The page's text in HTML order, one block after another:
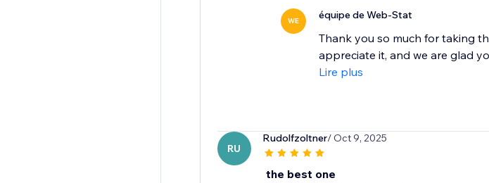
WE équipe de Web-Stat
Thank you so much for taking
appreciate it, and we are glad
Lire plus
RU
Rudolfzoltner/ Oct 9, 2025
the best one